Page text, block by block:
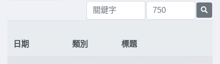
日期 類別 標題